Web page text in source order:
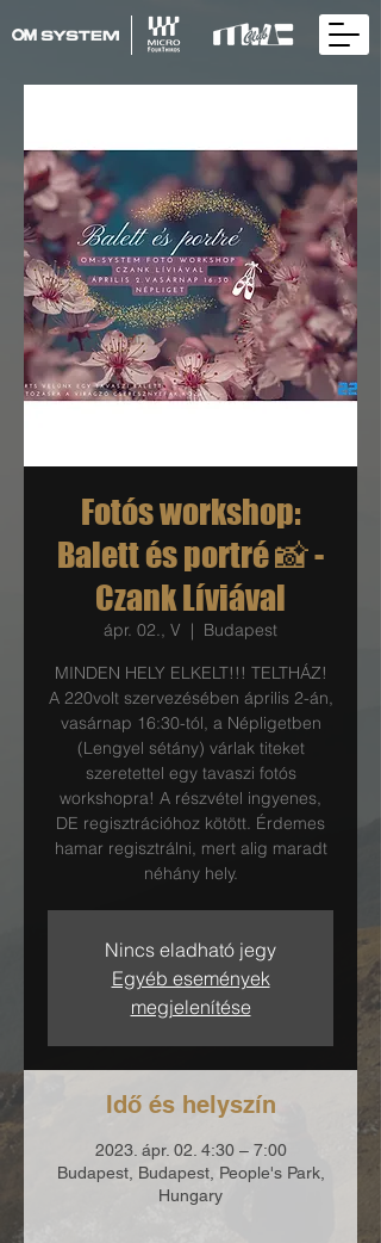
Fotós workshop:
Balett és portré 📸 -
Czank Líviával
ápr. 02., V
  |
Budapest
MINDEN HELY ELKELT!!! TELTHÁZ!
A 220volt szervezésében április 2-án,
vasárnap 16:30-tól, a Népligetben
(Lengyel sétány) várlak titeket
szeretettel egy tavaszi fotós
workshopra! A részvétel ingyenes,
DE regisztrációhoz kötött. Érdemes
hamar regisztrálni, mert alig maradt
néhány hely.
Nincs eladható jegy
Egyéb események
megjelenítése
Idő és helyszín
2023. ápr. 02. 4:30 – 7:00
Budapest, Budapest, People's Park,
Hungary